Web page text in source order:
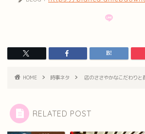
HOME 時事ネタ 店のささやかなこだわりと
RELATED POST